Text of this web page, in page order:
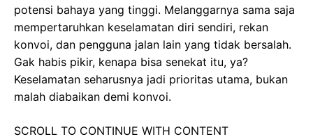
potensi bahaya yang tinggi. Melanggarnya sama saja
mempertaruhkan keselamatan diri sendiri, rekan
konvoi, dan pengguna jalan lain yang tidak bersalah.
Gak habis pikir, kenapa bisa senekat itu, ya?
Keselamatan seharusnya jadi prioritas utama, bukan
malah diabaikan demi konvoi.
SCROLL TO CONTINUE WITH CONTENT